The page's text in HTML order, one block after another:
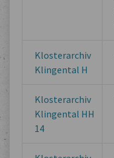
Klosterarchiv
Klingental H
Klosterarchiv
Klingental HH
14